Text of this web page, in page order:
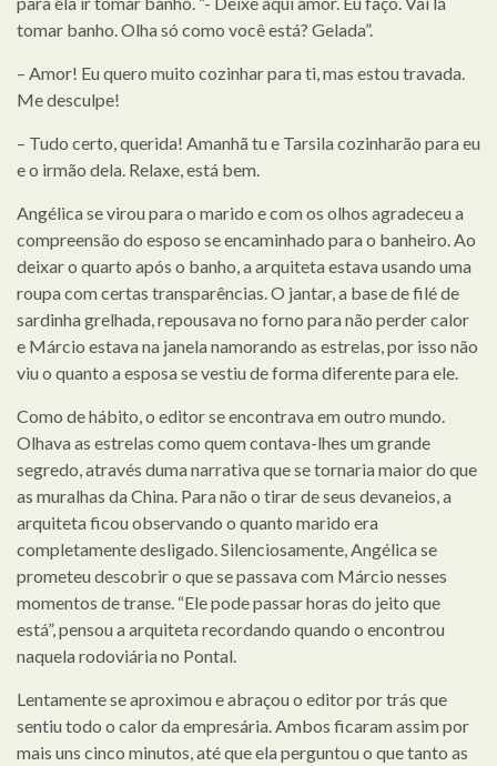
tomar banho. Olha só como você está? Gelada”.
– Amor! Eu quero muito cozinhar para ti, mas estou travada.
Me desculpe!
– Tudo certo, querida! Amanhã tu e Tarsila cozinharão para eu
e o irmão dela. Relaxe, está bem.
Angélica se virou para o marido e com os olhos agradeceu a
compreensão do esposo se encaminhado para o banheiro. Ao
deixar o quarto após o banho, a arquiteta estava usando uma
roupa com certas transparências. O jantar, a base de filé de
sardinha grelhada, repousava no forno para não perder calor
e Márcio estava na janela namorando as estrelas, por isso não
viu o quanto a esposa se vestiu de forma diferente para ele.
Como de hábito, o editor se encontrava em outro mundo.
Olhava as estrelas como quem contava-lhes um grande
segredo, através duma narrativa que se tornaria maior do que
as muralhas da China. Para não o tirar de seus devaneios, a
arquiteta ficou observando o quanto marido era
completamente desligado. Silenciosamente, Angélica se
prometeu descobrir o que se passava com Márcio nesses
momentos de transe. “Ele pode passar horas do jeito que
está”, pensou a arquiteta recordando quando o encontrou
naquela rodoviária no Pontal.
Lentamente se aproximou e abraçou o editor por trás que
sentiu todo o calor da empresária. Ambos ficaram assim por
mais uns cinco minutos, até que ela perguntou o que tanto as